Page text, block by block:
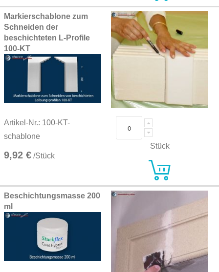
Markierschablone zum
Schneiden der
beschichteten L-Profile
100-KT
Artikel-Nr.: 100-KT-
schablone
9,92 € /Stück
Stück
Beschichtungsmasse 200
ml